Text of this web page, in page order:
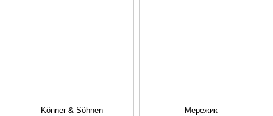
Könner & Söhnen Мережик